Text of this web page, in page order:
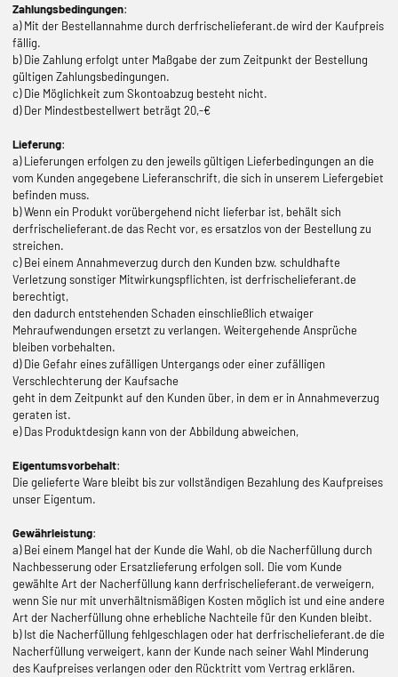
Zahlungsbedingungen:
a) Mit der Bestellannahme durch derfrischelieferant.de wird der Kaufpreis
fällig.
b) Die Zahlung erfolgt unter Maßgabe der zum Zeitpunkt der Bestellung
gültigen Zahlungsbedingungen.
c) Die Möglichkeit zum Skontoabzug besteht nicht.
d) Der Mindestbestellwert beträgt 20,-€
Lieferung:
a) Lieferungen erfolgen zu den jeweils gültigen Lieferbedingungen an die
vom Kunden angegebene Lieferanschrift, die sich in unserem Liefergebiet
befinden muss.
b) Wenn ein Produkt vorübergehend nicht lieferbar ist, behält sich
derfrischelieferant.de das Recht vor, es ersatzlos von der Bestellung zu
streichen.
c) Bei einem Annahmeverzug durch den Kunden bzw. schuldhafte
Verletzung sonstiger Mitwirkungspflichten, ist derfrischelieferant.de
berechtigt,
den dadurch entstehenden Schaden einschließlich etwaiger
Mehraufwendungen ersetzt zu verlangen. Weitergehende Ansprüche
bleiben vorbehalten.
d) Die Gefahr eines zufälligen Untergangs oder einer zufälligen
Verschlechterung der Kaufsache
geht in dem Zeitpunkt auf den Kunden über, in dem er in Annahmeverzug
geraten ist.
e) Das Produktdesign kann von der Abbildung abweichen,
Eigentumsvorbehalt:
Die gelieferte Ware bleibt bis zur vollständigen Bezahlung des Kaufpreises
unser Eigentum.
Gewährleistung:
a) Bei einem Mangel hat der Kunde die Wahl, ob die Nacherfüllung durch
Nachbesserung oder Ersatzlieferung erfolgen soll. Die vom Kunde
gewählte Art der Nacherfüllung kann derfrischelieferant.de verweigern,
wenn Sie nur mit unverhältnismäßigen Kosten möglich ist und eine andere
Art der Nacherfüllung ohne erhebliche Nachteile für den Kunden bleibt.
b) Ist die Nacherfüllung fehlgeschlagen oder hat derfrischelieferant.de die
Nacherfüllung verweigert, kann der Kunde nach seiner Wahl Minderung
des Kaufpreises verlangen oder den Rücktritt vom Vertrag erklären.